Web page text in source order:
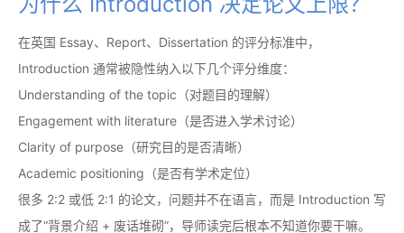
在英国 Essay、Report、Dissertation 的评分标准中，
Introduction 通常被隐性纳入以下几个评分维度：
Understanding of the topic（对题目的理解）
Engagement with literature（是否进入学术讨论）
Clarity of purpose（研究目的是否清晰）
Academic positioning（是否有学术定位）
很多 2:2 或低 2:1 的论文，问题并不在语言，而是 Introduction 写
成了“背景介绍 + 废话堆砌”，导师读完后根本不知道你要干嘛。